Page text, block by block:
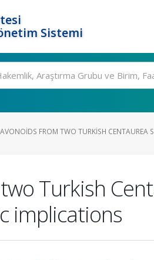
Sistemi
FROM TWO TURKISH CENTAUREA
Turkish
implications